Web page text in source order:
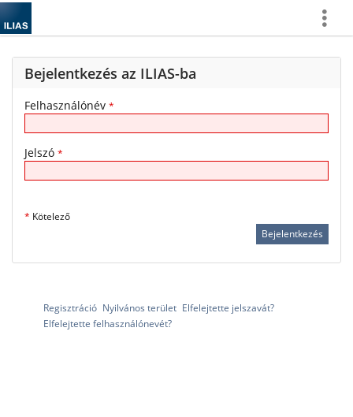
Bejelentkezés az ILIAS-ba
Felhasználónév *
Jelszó *
* Kötelező
Regisztráció Nyilvános terület Elfelejtette jelszavát?
Elfelejtette felhasználónevét?